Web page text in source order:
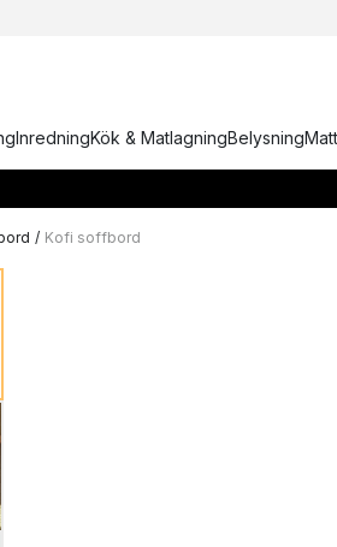
InredningKök & MatlagningBelysning
/ Kofi soffbord